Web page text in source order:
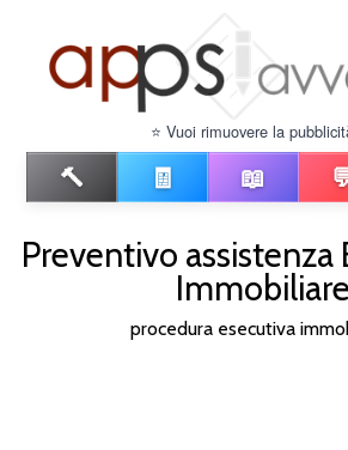
⭐ Vuoi rimuovere la
🔨 🧾 📖
Preventivo assistenza
Immobiliare
procedura esecutiva